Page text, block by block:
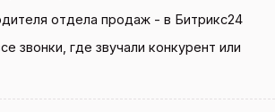
отдела продаж - в Битрикс24
звонки, где звучали конкурент или